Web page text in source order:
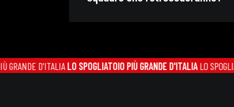
D'ITALIALO SPOGLIATOIO PIÙ GRANDE D'ITALIALO SPOGLIATOIO